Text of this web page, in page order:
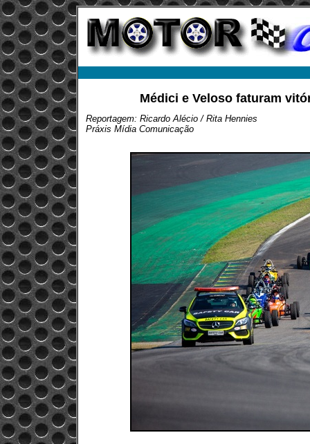
Médici e Veloso faturam
Reportagem: Ricardo Alécio / Rita Hennies
Práxis Mídia Comunicação